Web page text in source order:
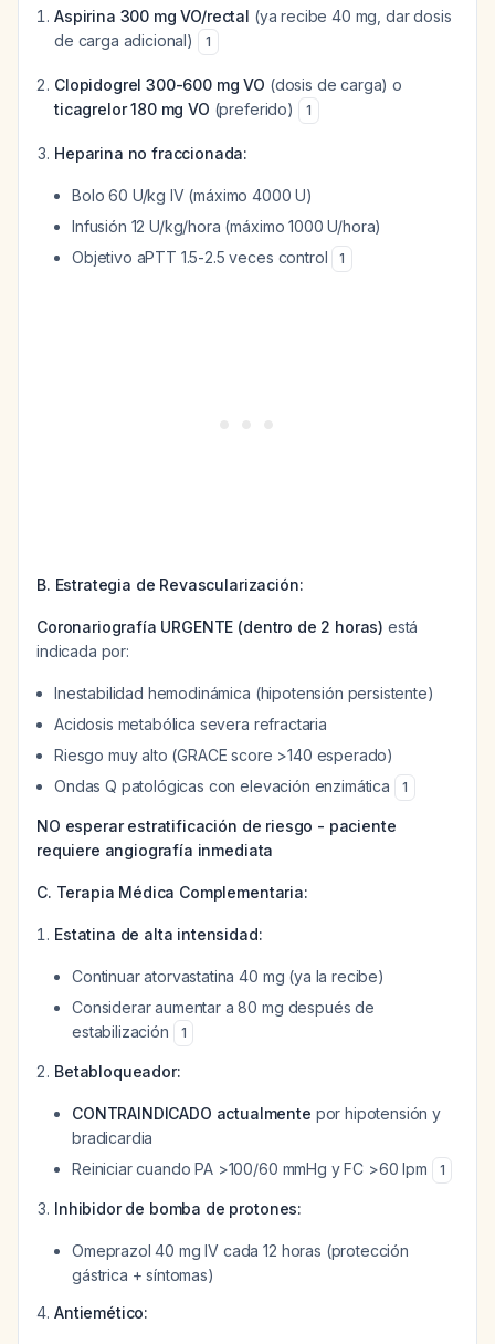
Aspirina 300 mg VO/rectal (ya recibe 40 mg, dar dosis
de carga adicional)
1
Clopidogrel 300-600 mg VO (dosis de carga) o
ticagrelor 180 mg VO (preferido) 1
Heparina no fraccionada:
Bolo 60 U/kg IV (máximo 4000 U)
Infusión 12 U/kg/hora (máximo 1000 U/hora)
Objetivo aPTT 1.5-2.5 veces control
1
B. Estrategia de Revascularización:
Coronariografía URGENTE (dentro de 2 horas) está
indicada por:
Inestabilidad hemodinámica (hipotensión persistente)
Acidosis metabólica severa refractaria
Riesgo muy alto (GRACE score >140 esperado)
Ondas Q patológicas con elevación enzimática
1
NO esperar estratificación de riesgo - paciente
requiere angiografía inmediata
C. Terapia Médica Complementaria:
Estatina de alta intensidad:
Continuar atorvastatina 40 mg (ya la recibe)
Considerar aumentar a 80 mg después de
estabilización
1
Betabloqueador:
CONTRAINDICADO actualmente por hipotensión y
bradicardia
Reiniciar cuando PA >100/60 mmHg y FC >60 lpm
1
Inhibidor de bomba de protones:
Omeprazol 40 mg IV cada 12 horas (protección
gástrica + síntomas)
Antiemético: